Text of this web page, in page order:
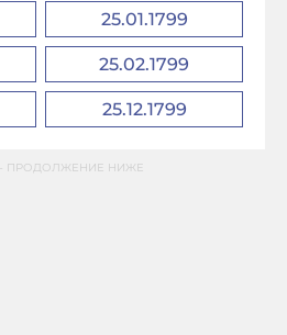
25.01.1799
25.02.1799
25.12.1799
ПРОДОЛЖЕНИЕ НИЖЕ